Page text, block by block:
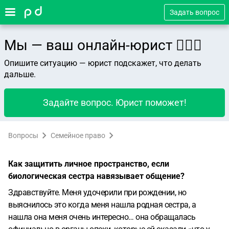
Задать вопрос
Мы — ваш онлайн-юрист 👨🏻‍⚖️
Опишите ситуацию — юрист подскажет, что делать
дальше.
Задайте вопрос. Юрист поможет!
Вопросы Семейное право
Как защитить личное пространство, если
биологическая сестра навязывает общение?
Здравствуйте. Меня удочерили при рождении, но
выяснилось это когда меня нашла родная сестра, а
нашла она меня очень интересно… она обращалась